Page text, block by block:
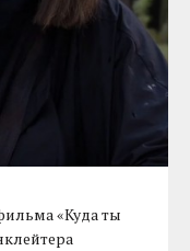
«Куда ты